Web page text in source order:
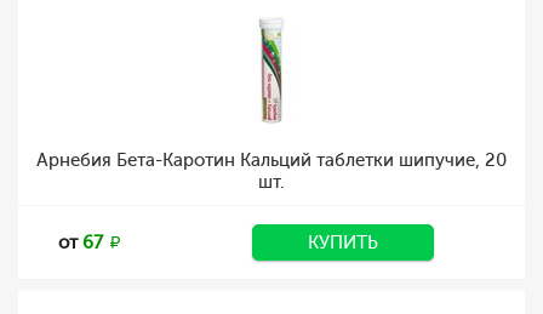
Арнебия Бета-Каротин Кальций таблетки шипучие, 20
шт.
от67 КУПИТЬ